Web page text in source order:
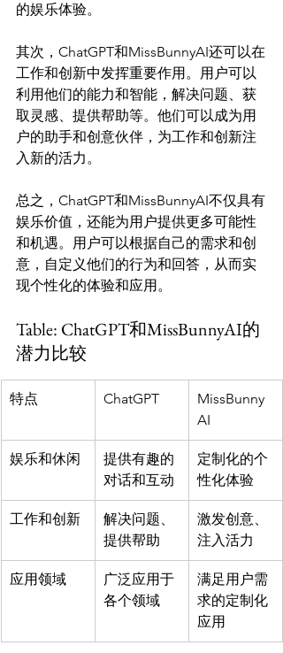
的娱乐体验。
其次，ChatGPT和MissBunnyAI还可以在
工作和创新中发挥重要作用。用户可以
利用他们的能力和智能，解决问题、获
取灵感、提供帮助等。他们可以成为用
户的助手和创意伙伴，为工作和创新注
入新的活力。
总之，ChatGPT和MissBunnyAI不仅具有
娱乐价值，还能为用户提供更多可能性
和机遇。用户可以根据自己的需求和创
意，自定义他们的行为和回答，从而实
Table: ChatGPT和MissBunnyAI的
潜力比较
特点 ChatGPT
MissBunny
AI
娱乐和休闲
提供有趣的
对话和互动
定制化的个
性化体验
工作和创新
解决问题、
提供帮助
激发创意、
注入活力
应用领域
广泛应用于
各个领域
满足用户需
求的定制化
应用